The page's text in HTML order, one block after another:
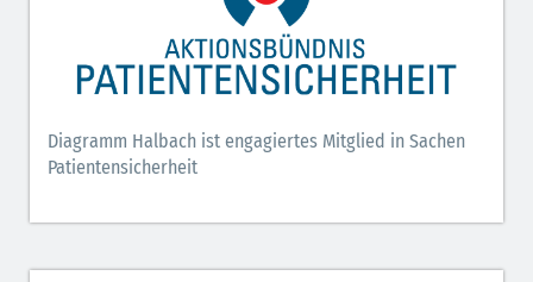
Diagramm Halbach ist engagiertes Mitglied in Sachen
Patientensicherheit